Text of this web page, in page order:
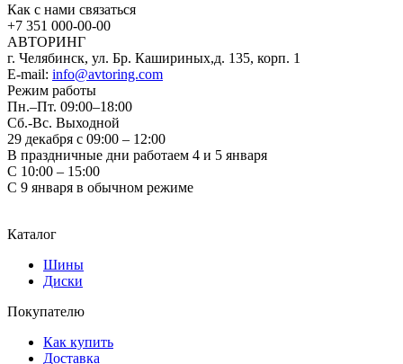
Как с нами связаться
+7 351 000-00-00
АВТОРИНГ
г. Челябинск, ул. Бр. Кашириных,д. 135, корп. 1
E-mail: info@avtoring.com
Режим работы
Пн.–Пт. 09:00–18:00
Сб.-Вс. Выходной
29 декабря с 09:00 – 12:00
В праздничные дни работаем 4 и 5 января
С 10:00 – 15:00
С 9 января в обычном режиме
Каталог
Шины
Диски
Покупателю
Как купить
Доставка